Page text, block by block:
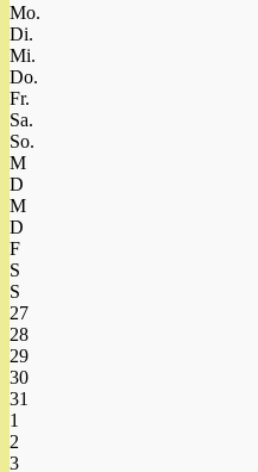
Mo.
Di.
Mi.
Do.
Fr.
Sa.
So.
M
D
M
D
F
S
S
27
28
29
30
31
1
2
3